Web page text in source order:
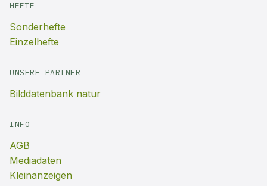
HEFTE
Sonderhefte
Einzelhefte
UNSERE PARTNER
Bilddatenbank natur
INFO
AGB
Mediadaten
Kleinanzeigen